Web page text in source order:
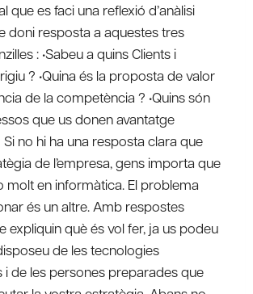
que es faci una reflexió d’anàlisi
doni resposta a aquestes tres
: •Sabeu a quins Clients i
? •Quina és la proposta de valor
de la competència ? •Quins són
que us donen avantatge
no hi ha una resposta clara que
de l’empresa, gens importa que
molt en informàtica. El problema
és un altre. Amb respostes
expliquin què és vol fer, ja us podeu
de les tecnologies
i de les persones preparades que